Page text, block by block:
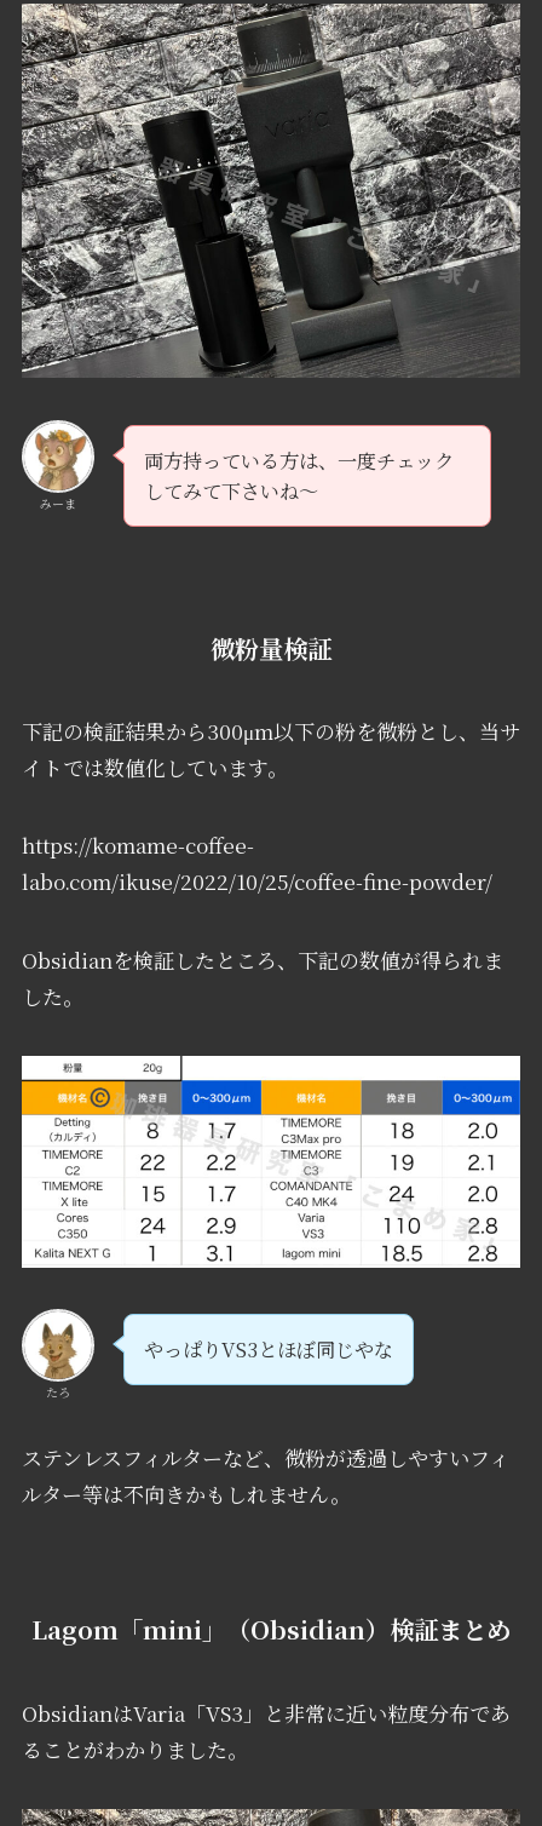
みーま
両方持っている方は、一度チェック
してみて下さいね～
微粉量検証
下記の検証結果から300μm以下の粉を微粉とし、当サ
イトでは数値化しています。
https://komame-coffee-
labo.com/ikuse/2022/10/25/coffee-fine-powder/
Obsidianを検証したところ、下記の数値が得られま
した。
たろ
やっぱりVS3とほぼ同じやな
ステンレスフィルターなど、微粉が透過しやすいフィ
ルター等は不向きかもしれません。
Lagom「mini」（Obsidian）検証まとめ
ObsidianはVaria「VS3」と非常に近い粒度分布であ
ることがわかりました。